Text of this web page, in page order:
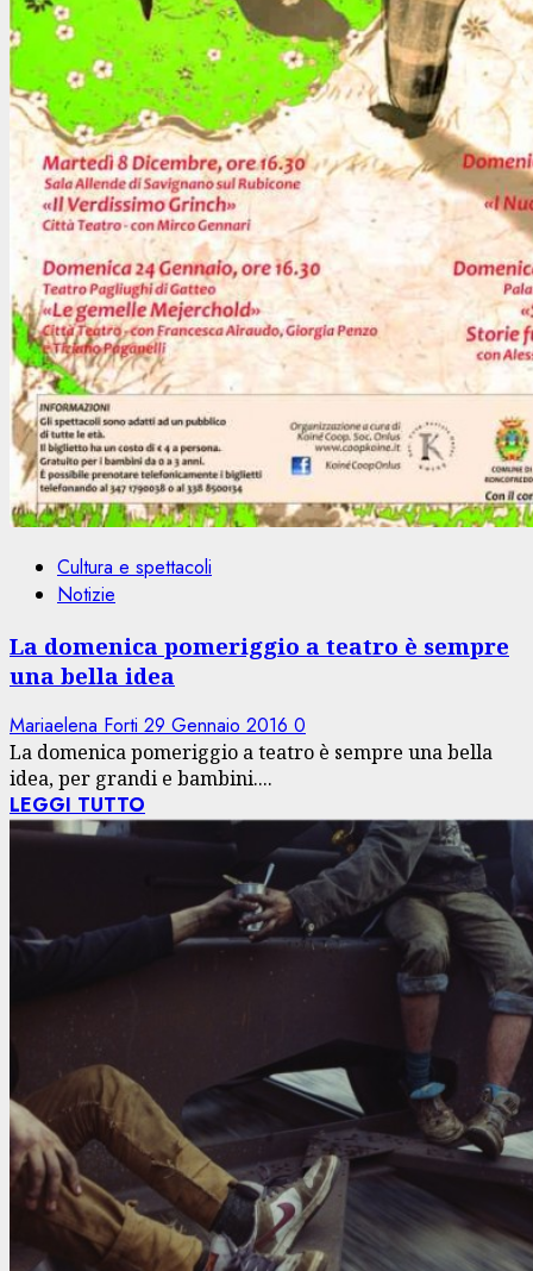
Cultura e spettacoli
Notizie
La domenica pomeriggio a teatro è sempre
una bella idea
Mariaelena Forti 29 Gennaio 2016 0
La domenica pomeriggio a teatro è sempre una bella
idea, per grandi e bambini....
LEGGI TUTTO